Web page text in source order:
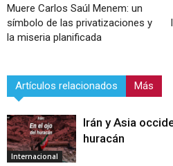
Muere Carlos Saúl Menem: un
símbolo de las privatizaciones y
la miseria planificada
Artículos relacionados Más
Internacional
Irán y Asia
huracán